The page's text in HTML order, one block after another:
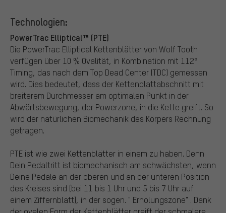
Technologien:
PowerTrac Elliptical™ (PTE)
Die PowerTrac Elliptical Kettenblätter von Wolf Tooth
verfügen über 10 % Ovalität, in Kombination mit 112°
Timing, das nach dem Top Dead Center (TDC) gemessen
wird. Dies bedeutet, dass der Kettenblattabschnitt mit
breiterem Durchmesser am optimalen Punkt in der
Abwärtsbewegung, der Powerzone, in die Kette greift. So
wird der natürlichen Biomechanik des Körpers Rechnung
getragen.
PTE ist wie zwei Kettenblätter in einem zu haben. Denn
Dein Pedaltritt ist biomechanisch am schwächsten, wenn
Deine Pedale an der oberen und an der unteren Position
des Kreises sind (bei 11 bis 1 Uhr und 5 bis 7 Uhr auf
einem Ziffernblatt), in der sogen. " Erholungszone" . Dank